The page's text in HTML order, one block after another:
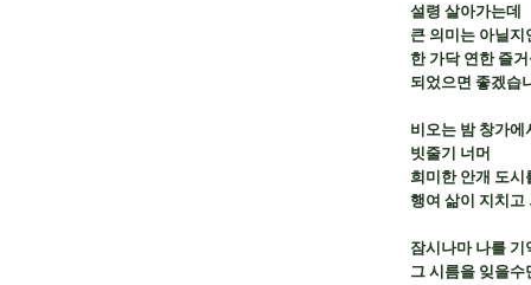
설령 살아가는데
큰 의미는 아닐지
한 가닥 연한 즐
되었으면 좋겠습
비오는 밤 창가에
빗줄기 너머
희미한 안개 도시
행여 삶이 지치고
잠시나마 나를 기
그 시름을 잊을수